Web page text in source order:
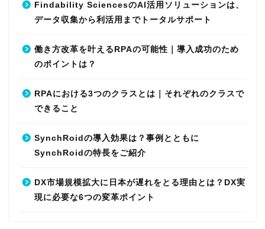
Findability SciencesのAI活用ソリューションは、
データ収集から利活用までトータルサポート
働き方改革を叶えるRPAの可能性｜導入成功のため
のポイントは？
RPAにおける3つのクラスとは｜それぞれのクラスで
できること
SynchRoidの導入効果は？事例とともに
SynchRoidの特長をご紹介
DX市場規模拡大に日本が遅れをとる理由とは？DX実
現に必要な6つの変革ポイント